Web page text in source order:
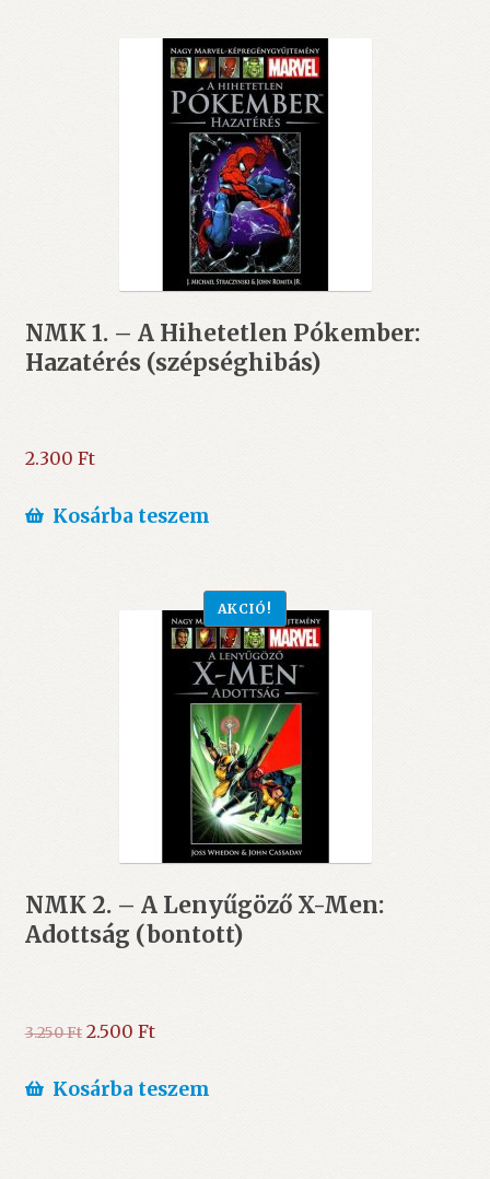
NMK 1. – A Hihetetlen Pókember:
Hazatérés (szépséghibás)
2.300 Ft
Kosárba teszem
NMK 2. – A Lenyűgöző X-Men:
Adottság (bontott)
AKCIÓ!
3.250Ft Original
was:
2.500 FtCurrent
is:
Kosárba teszem